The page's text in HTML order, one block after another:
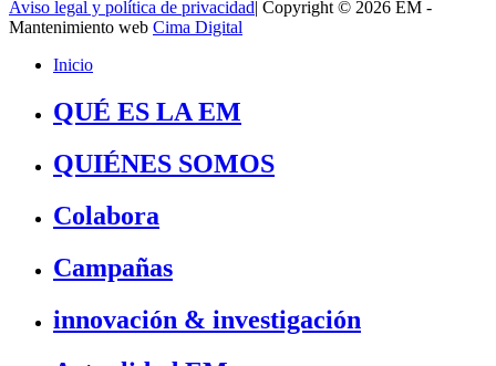
Aviso legal y política de privacidad| Copyright © 2026 EM -
Mantenimiento web Cima Digital
Inicio
QUÉ ES LA EM
QUIÉNES SOMOS
Colabora
Campañas
innovación & investigación